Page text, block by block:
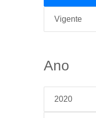
Vigente
Ano
2020